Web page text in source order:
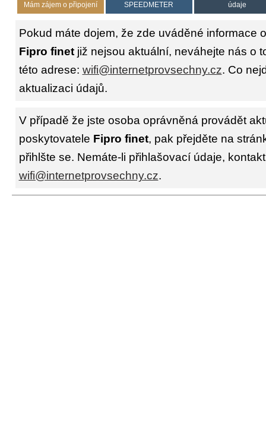
Mám zájem o připojení
SPEEDMETER
údaje
Pokud máte dojem, že zde uváděné informace
Fipro finetjiž nejsou aktuální, neváhejte nás o
této adrese: wifi@internetprovsechny.cz. Co
aktualizaci údajů.
V případě že jste osoba oprávněná provádět
poskytovatele Fipro finet, pak přejděte na
přihlšte se. Nemáte-li přihlašovací údaje,
wifi@internetprovsechny.cz.